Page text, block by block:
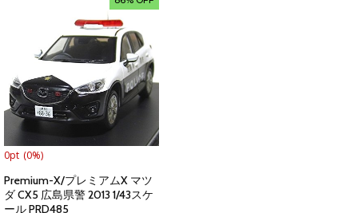
0pt (0%)
Premium-X/プレミアムX マツ
ダ CX5 広島県警 2013 1/43スケ
ール PRD485